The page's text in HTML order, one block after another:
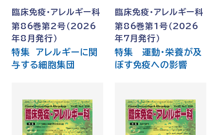
臨床免疫・アレルギー科
第86巻第2号（2026
年8月発行）
特集 アレルギーに関
与する細胞集団
臨床免疫・アレルギー科
第86巻第1号（2026
年7月発行）
特集 運動・栄養が及
ぼす免疫への影響